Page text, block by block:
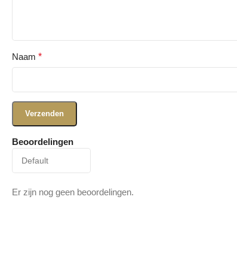
Beoordelingen
Er zijn nog geen beoordelingen.
Naam *